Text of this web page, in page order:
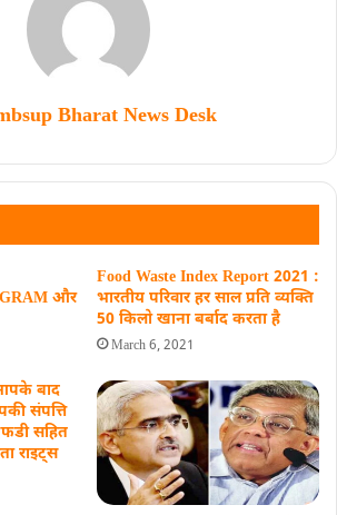
Bharat News Desk
और
Food Waste Index Report 2021 :
भारतीय परिवार हर साल प्रति व्यक्ति
50 किलो खाना बर्बाद करता है
March 6, 2021
बाद
संपत्ति
सहित
राइट्स